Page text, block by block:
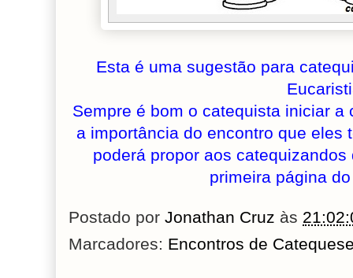
Esta é uma sugestão para
Sempre é bom o catequista iniciar
a importância do encontro que eles
poderá propor aos
primeira página
Postado por Jonathan Cruz às
Marcadores: Encontros de